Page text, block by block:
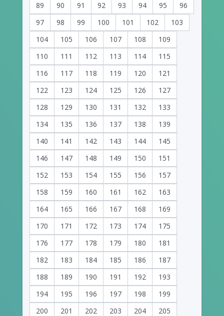
89
90 91 92 93 94 95
96
97
98 99 100 101 102
103
104
105 106 107 108
109
110
111 112 113 114
115
116
117 118 119 120
121
122
123 124 125 126
127
128
129 130 131 132
133
134
135 136 137 138
139
140
141 142 143 144
145
146
147 148 149 150
151
152
153 154 155 156
157
158
159 160 161 162
163
164
165 166 167 168
169
170
171 172 173 174
175
176
177 178 179 180
181
182
183 184 185 186
187
188
189 190 191 192
193
194
195 196 197 198
199
200
201 202 203 204
205